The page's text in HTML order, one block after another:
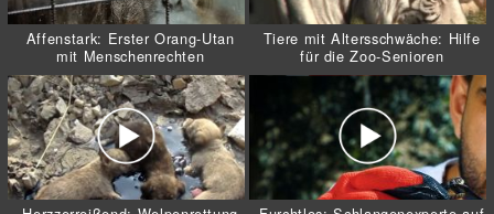
Affenstark: Erster Orang-Utan
mit Menschenrechten
Tiere mit Altersschwäche: Hilfe
für die Zoo-Senioren